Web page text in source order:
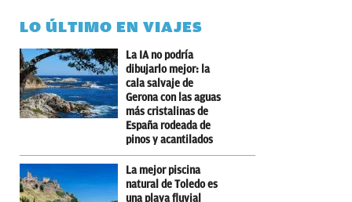
LO ÚLTIMO EN VIAJES
La IA no podría
dibujarlo mejor: la
cala salvaje de
Gerona con las aguas
más cristalinas de
España rodeada de
pinos y acantilados
La mejor piscina
natural de Toledo es
una playa fluvial